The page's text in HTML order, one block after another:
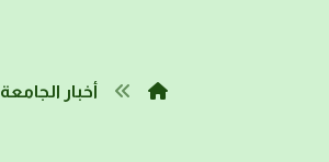
أخبار الجامعة